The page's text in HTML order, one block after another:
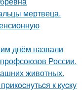
мертвеца.
днём назвали
России.
животных.
к куcку